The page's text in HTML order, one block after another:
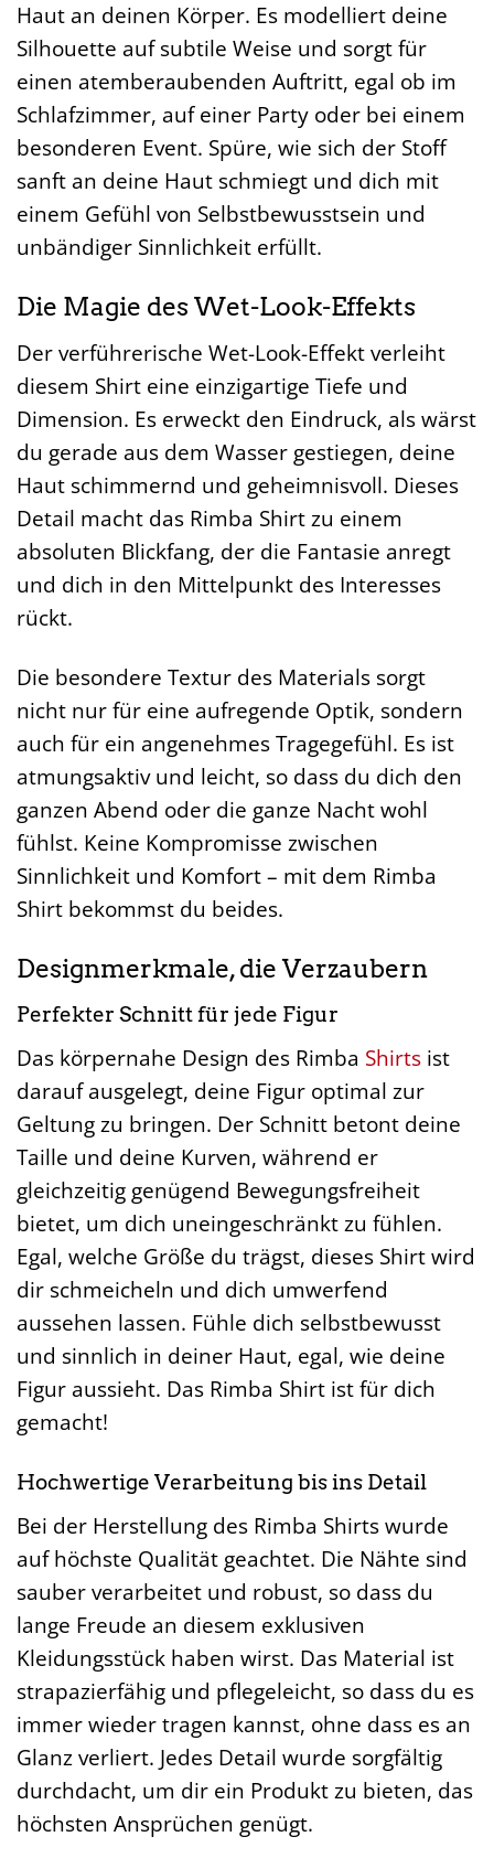
Haut an deinen Körper. Es modelliert deine
Silhouette auf subtile Weise und sorgt für
einen atemberaubenden Auftritt, egal ob im
Schlafzimmer, auf einer Party oder bei einem
besonderen Event. Spüre, wie sich der Stoff
sanft an deine Haut schmiegt und dich mit
einem Gefühl von Selbstbewusstsein und
unbändiger Sinnlichkeit erfüllt.
Die Magie des Wet-Look-Effekts
Der verführerische Wet-Look-Effekt verleiht
diesem Shirt eine einzigartige Tiefe und
Dimension. Es erweckt den Eindruck, als wärst
du gerade aus dem Wasser gestiegen, deine
Haut schimmernd und geheimnisvoll. Dieses
Detail macht das Rimba Shirt zu einem
absoluten Blickfang, der die Fantasie anregt
und dich in den Mittelpunkt des Interesses
rückt.
Die besondere Textur des Materials sorgt
nicht nur für eine aufregende Optik, sondern
auch für ein angenehmes Tragegefühl. Es ist
atmungsaktiv und leicht, so dass du dich den
ganzen Abend oder die ganze Nacht wohl
fühlst. Keine Kompromisse zwischen
Sinnlichkeit und Komfort – mit dem Rimba
Shirt bekommst du beides.
Designmerkmale, die Verzaubern
Perfekter Schnitt für jede Figur
Das körpernahe Design des Rimba Shirts ist
darauf ausgelegt, deine Figur optimal zur
Geltung zu bringen. Der Schnitt betont deine
Taille und deine Kurven, während er
gleichzeitig genügend Bewegungsfreiheit
bietet, um dich uneingeschränkt zu fühlen.
Egal, welche Größe du trägst, dieses Shirt wird
dir schmeicheln und dich umwerfend
aussehen lassen. Fühle dich selbstbewusst
und sinnlich in deiner Haut, egal, wie deine
Figur aussieht. Das Rimba Shirt ist für dich
gemacht!
Hochwertige Verarbeitung bis ins Detail
Bei der Herstellung des Rimba Shirts wurde
auf höchste Qualität geachtet. Die Nähte sind
sauber verarbeitet und robust, so dass du
lange Freude an diesem exklusiven
Kleidungsstück haben wirst. Das Material ist
strapazierfähig und pflegeleicht, so dass du es
immer wieder tragen kannst, ohne dass es an
Glanz verliert. Jedes Detail wurde sorgfältig
durchdacht, um dir ein Produkt zu bieten, das
höchsten Ansprüchen genügt.